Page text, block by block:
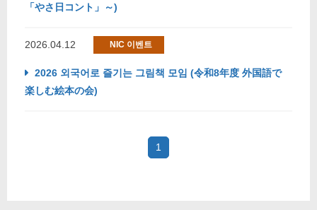
「やさ日コント」～)
2026.04.12 NIC 이벤트
2026 외국어로 즐기는 그림책 모임 (令和8年度 外国語で
楽しむ絵本の会)
1